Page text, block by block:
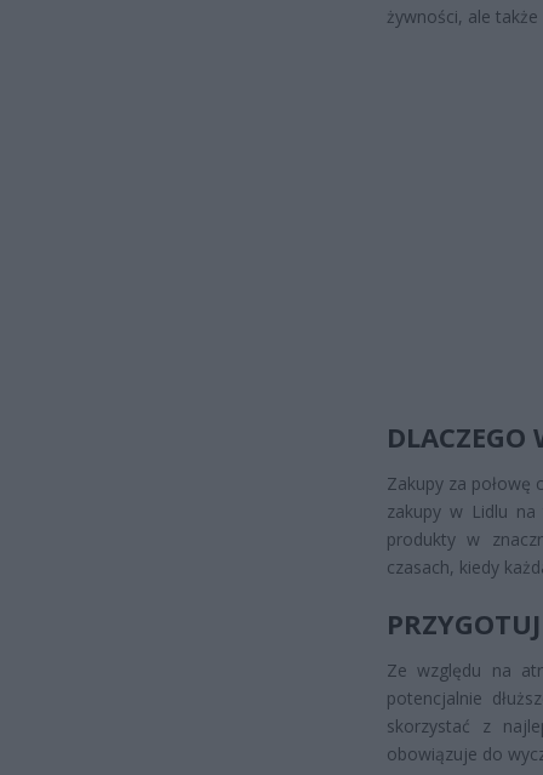
żywności, ale
DLACZEGO
Zakupy za połowę
zakupy w Lidlu
produkty w
czasach, kiedy
Ze względu na
potencjalnie
skorzystać z
obowiązuje do